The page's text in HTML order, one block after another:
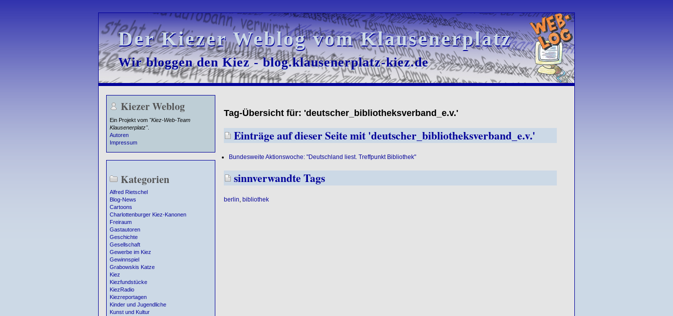
Der Kiezer Weblog vom Klausenerplatz
Der Kiezer Weblog vom Klausenerplatz
Wir bloggen den Kiez - blog.klausenerplatz-kiez.de
Wir bloggen den Kiez - blog.klausenerplatz-kiez.de
Kiezer Weblog
Ein Projekt vom "Kiez-Web-Team
Klausenerplatz".
Autoren
Impressum
Kategorien
Alfred Rietschel
Blog-News
Cartoons
Charlottenburger Kiez-Kanonen
Freiraum
Gastautoren
Geschichte
Gesellschaft
Gewerbe im Kiez
Gewinnspiel
Grabowskis Katze
Kiez
Kiezfundstücke
KiezRadio
Kiezreportagen
Kinder und Jugendliche
Kunst und Kultur
Tag-Übersicht für: 'deutscher_bibliotheksverband_e.v.'
Einträge auf dieser Seite mit 'deutscher_bibliotheksverband_e.v.'
Bundesweite Aktionswoche: "Deutschland liest. Treffpunkt Bibliothek"
sinnverwandte Tags
berlin bibliothek